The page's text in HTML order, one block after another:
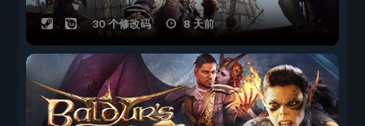
30 个修改码 8 天前